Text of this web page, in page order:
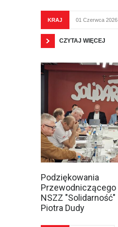
KRAJ 01 Czerwca 2026
CZYTAJ WIĘCEJ
Podziękowania
Przewodniczącego
NSZZ "Solidarność"
Piotra Dudy